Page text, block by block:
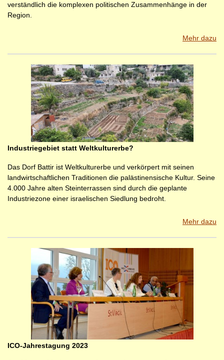
verständlich die komplexen politischen Zusammenhänge in der
Region.
Mehr dazu
Industriegebiet statt Weltkulturerbe?
Das Dorf Battir ist Weltkulturerbe und verkörpert mit seinen
landwirtschaftlichen Traditionen die palästinensische Kultur. Seine
4.000 Jahre alten Steinterrassen sind durch die geplante
Industriezone einer israelischen Siedlung bedroht.
Mehr dazu
ICO-Jahrestagung 2023